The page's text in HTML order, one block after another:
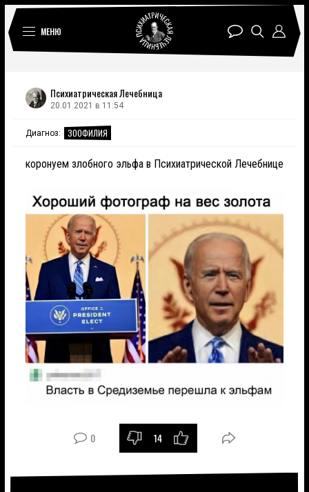
МЕНЮ
Психиатрическая Лечебница
20.01.2021 в 11:54
Диагноз: ЗООФИЛИЯ
коронуем злобного эльфа в Психиатрической Лечебнице
0 - 14 +